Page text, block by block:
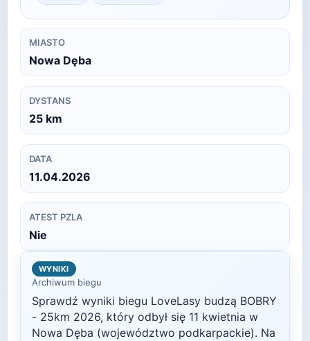
MIASTO
Nowa Dęba
DYSTANS
25 km
DATA
11.04.2026
ATEST PZLA
Nie
WYNIKI
Archiwum biegu
Sprawdź wyniki biegu LoveLasy budzą BOBRY
- 25km 2026, który odbył się 11 kwietnia w
Nowa Dęba (województwo podkarpackie). Na